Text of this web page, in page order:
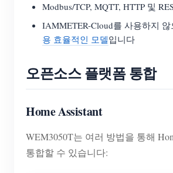
Modbus/TCP, MQTT, HTTP 및
IAMMETER-Cloud를 사용하지
용 효율적인 모델입니다
오픈소스 플랫폼 통합
Home Assistant
WEM3050T는 여러 방법을 통해
통합할 수 있습니다: